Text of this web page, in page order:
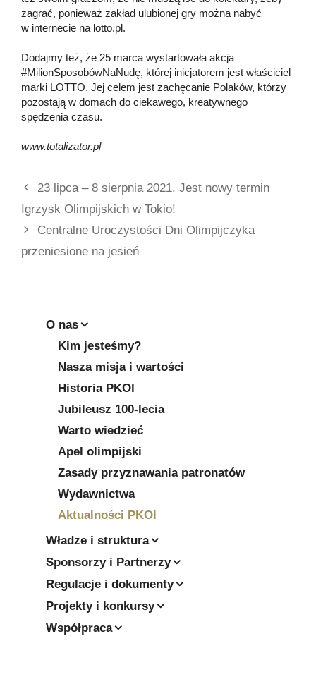
zagrać, ponieważ zakład ulubionej gry można nabyć
w internecie na lotto.pl.
Dodajmy też, że 25 marca wystartowała akcja
#MilionSposobówNaNudę, której inicjatorem jest właściciel
marki LOTTO. Jej celem jest zachęcanie Polaków, którzy
pozostają w domach do ciekawego, kreatywnego
spędzenia czasu.
www.totalizator.pl
23 lipca – 8 sierpnia 2021. Jest nowy termin
Igrzysk Olimpijskich w Tokio!
Centralne Uroczystości Dni Olimpijczyka
przeniesione na jesień
O nas
Kim jesteśmy?
Nasza misja i wartości
Historia PKOl
Jubileusz 100-lecia
Warto wiedzieć
Apel olimpijski
Zasady przyznawania patronatów
Wydawnictwa
Aktualności PKOl
Władze i struktura
Sponsorzy i Partnerzy
Regulacje i dokumenty
Projekty i konkursy
Współpraca